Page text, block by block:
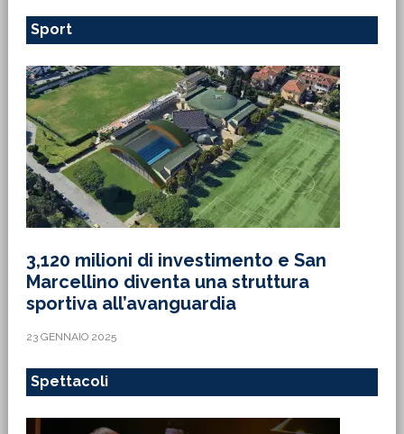
Sport
3,120 milioni di investimento e San
Marcellino diventa una struttura
sportiva all’avanguardia
23 GENNAIO 2025
Spettacoli